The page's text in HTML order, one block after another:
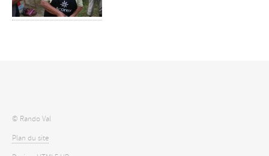
© Rando Val
Plan du site